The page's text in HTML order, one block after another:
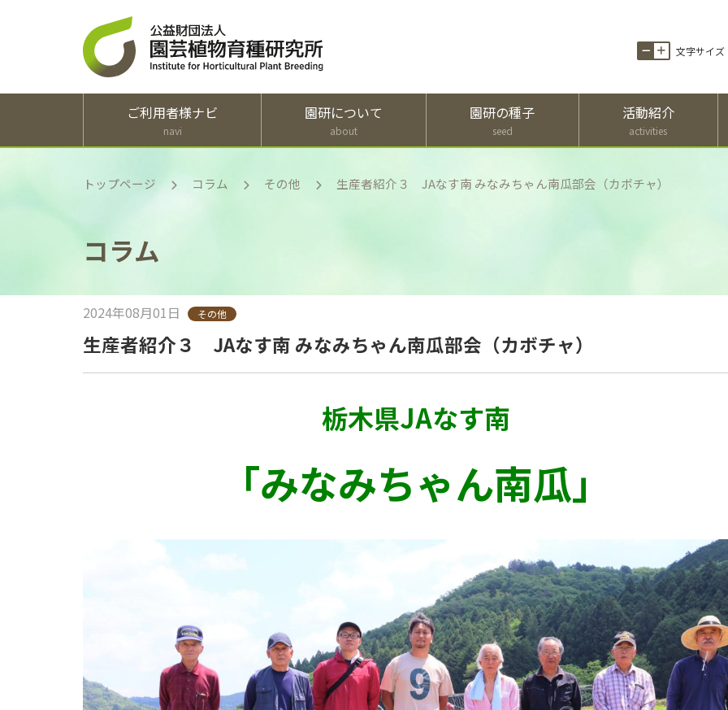
文字サイズ
ご利用者様ナビ
navi
持
維
員
の
皆
ー
ジ
と
テ
ン
ツ
の
ご
紹
介
園研について
about
研
念
事
か
研
修
制
研
究
所
の
研
修
制
度
の
紹
園研の種子
seed
研
国
採
種
し
種
子
の
に
つ
い
て
よ
く
あ
る
活動紹介
activities
芸
園
術
講
演
れ
ま
で
演
内
容
に
つ
い
て
地
域
トップページ コラム その他 生産者紹介３ JAなす南 みなみちゃん南瓜部会（カボチャ）
コラム
2024年08月01日 その他
生産者紹介３ JAなす南 みなみちゃん南瓜部会（カボチャ）
栃木県JAなす南
「みなみちゃん南瓜」